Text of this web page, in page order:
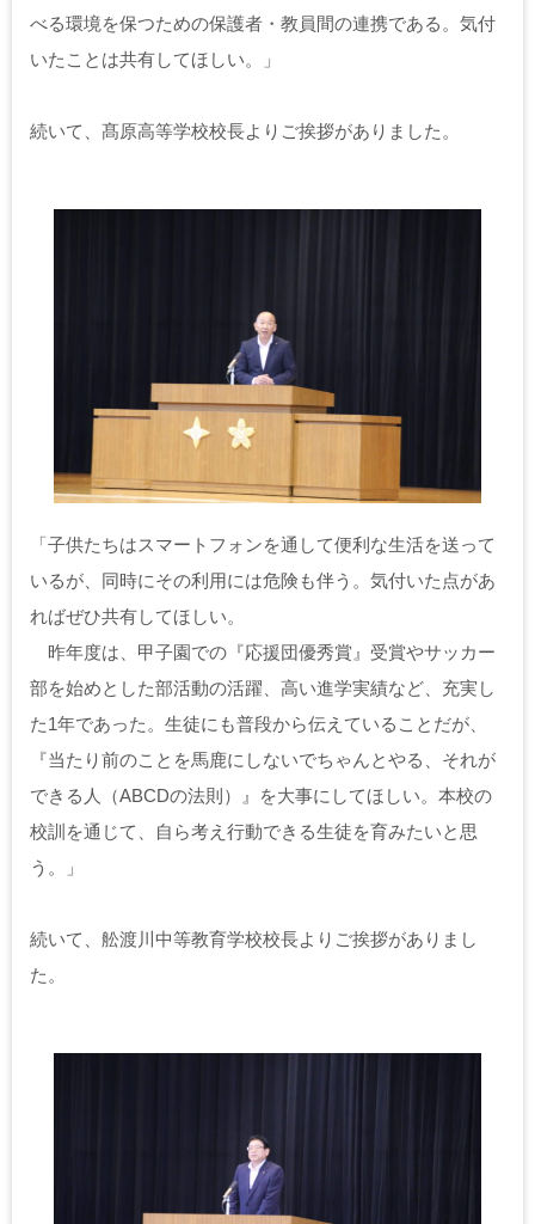
べる環境を保つための保護者・教員間の連携である。気付
いたことは共有してほしい。」
続いて、髙原高等学校校長よりご挨拶がありました。
「子供たちはスマートフォンを通して便利な生活を送って
いるが、同時にその利用には危険も伴う。気付いた点があ
ればぜひ共有してほしい。
昨年度は、甲子園での『応援団優秀賞』受賞やサッカー
部を始めとした部活動の活躍、高い進学実績など、充実し
た1年であった。生徒にも普段から伝えていることだが、
『当たり前のことを馬鹿にしないでちゃんとやる、それが
できる人（ABCDの法則）』を大事にしてほしい。本校の
校訓を通じて、自ら考え行動できる生徒を育みたいと思
う。」
続いて、舩渡川中等教育学校校長よりご挨拶がありまし
た。